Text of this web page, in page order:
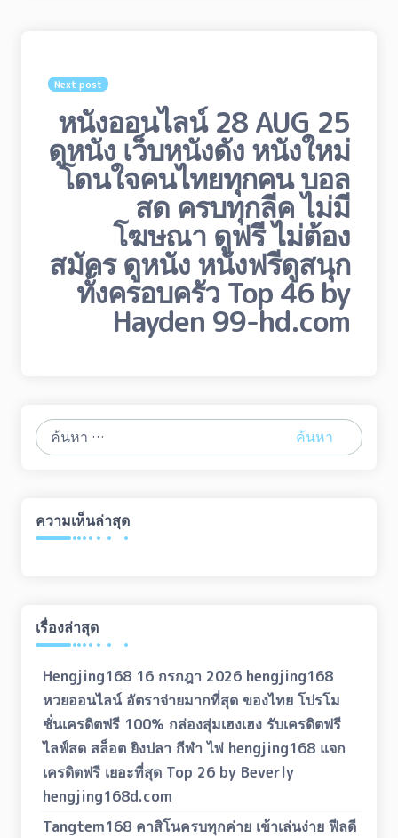
Next post
หนังออนไลน์ 28 AUG 25
ดูหนัง เว็บหนังดัง หนังใหม่
โดนใจคนไทยทุกคน บอล
สด ครบทุกลีค ไม่มี
โฆษณา ดูฟรี ไม่ต้อง
สมัคร ดูหนัง หนังฟรีดูสนุก
ทั้งครอบครัว Top 46 by
Hayden 99-hd.com
ค้นหา
สำหรับ:
ความเห็นล่าสุด
เรื่องล่าสุด
Hengjing168 16 กรกฎา 2026 hengjing168
หวยออนไลน์ อัตราจ่ายมากที่สุด ของไทย โปรโม
ชั่นเครดิตฟรี 100% กล่องสุ่มเฮงเฮง รับเครดิตฟรี
ไลฟ์สด สล็อต ยิงปลา กีฬา ไพ่ hengjing168 แจก
เครดิตฟรี เยอะที่สุด Top 26 by Beverly
hengjing168d.com
Tangtem168 คาสิโนครบทุกค่าย เข้าเล่นง่าย ฟีลดี